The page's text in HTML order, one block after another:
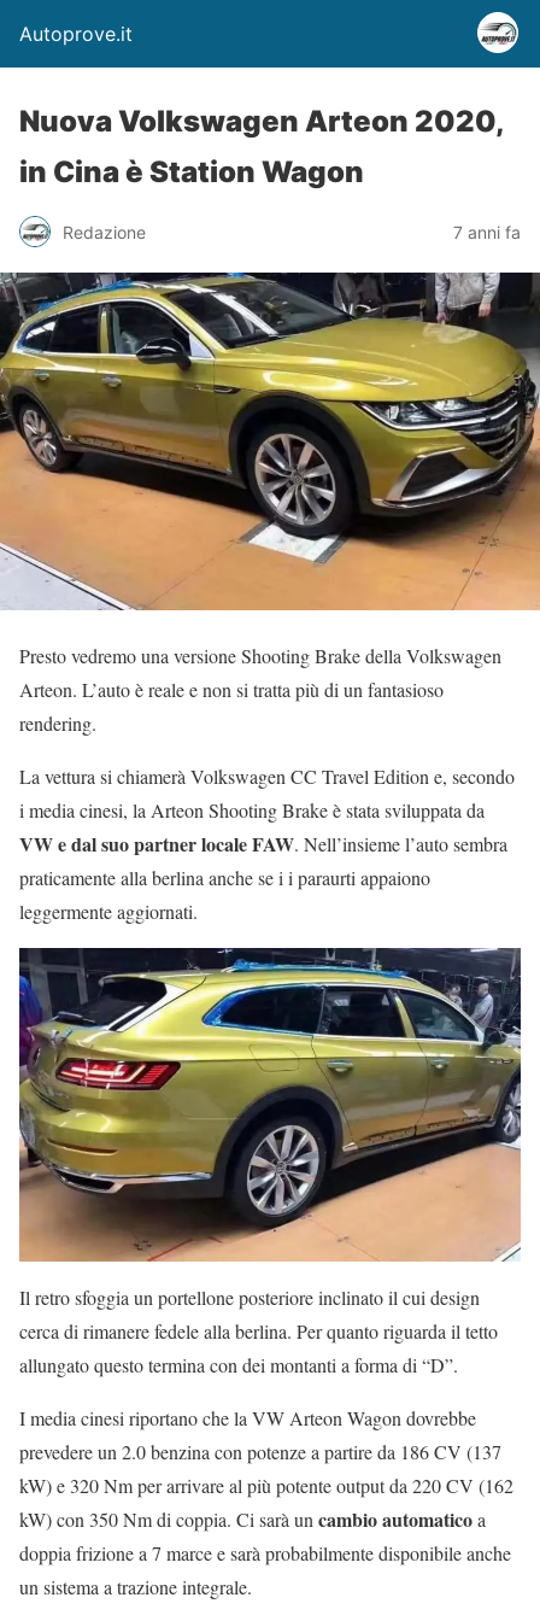
Autoprove.it
Nuova Volkswagen Arteon 2020,
in Cina è Station Wagon
Redazione 7 anni fa
Presto vedremo una versione Shooting Brake della Volkswagen
Arteon. L’auto è reale e non si tratta più di un fantasioso
rendering.
La vettura si chiamerà Volkswagen CC Travel Edition e, secondo
i media cinesi, la Arteon Shooting Brake è stata sviluppata da
VW e dal suo partner locale FAW. Nell’insieme l’auto sembra
praticamente alla berlina anche se i i paraurti appaiono
leggermente aggiornati.
Il retro sfoggia un portellone posteriore inclinato il cui design
cerca di rimanere fedele alla berlina. Per quanto riguarda il tetto
allungato questo termina con dei montanti a forma di “D”.
I media cinesi riportano che la VW Arteon Wagon dovrebbe
prevedere un 2.0 benzina con potenze a partire da 186 CV (137
kW) e 320 Nm per arrivare al più potente output da 220 CV (162
kW) con 350 Nm di coppia. Ci sarà un cambio automaticoa
doppia frizione a 7 marce e sarà probabilmente disponibile anche
un sistema a trazione integrale.